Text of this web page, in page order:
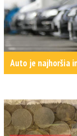
Auto je najhoršia